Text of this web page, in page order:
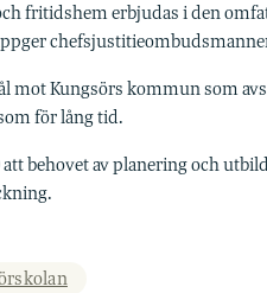
fritidshem erbjudas i den
mot Kungsörs kommun som
för lång tid.
behovet av planering och